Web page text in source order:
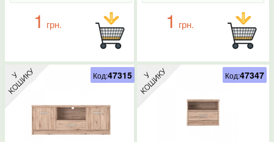
1 грн. 1 грн.
Код:47315 Код:47347